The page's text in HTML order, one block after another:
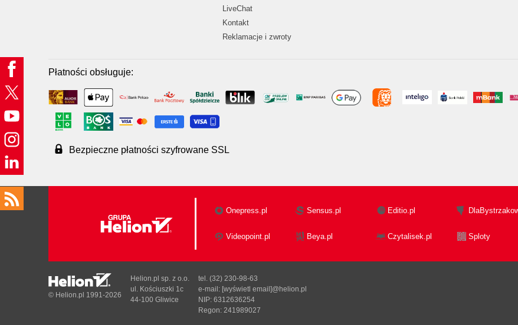
LiveChat
Kontakt
Reklamacje i zwroty
Płatności obsługuje:
Bezpieczne płatności szyfrowane SSL
Onepress.pl Sensus.pl Editio.pl
Videopoint.pl Beya.pl Czytalisek.pl Sploty
© Helion.pl 1991-2026
Helion.pl sp. z o.o.
ul. Kościuszki 1c
44-100 Gliwice
tel. (32) 230-98-63
e-mail: [wyświetl email]@helion.pl
NIP: 6312636254
Regon: 241989027